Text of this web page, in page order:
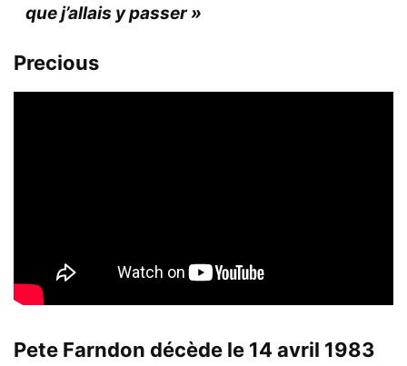
que j’allais y passer »
Precious
Pete Farndon décède le 14 avril 1983